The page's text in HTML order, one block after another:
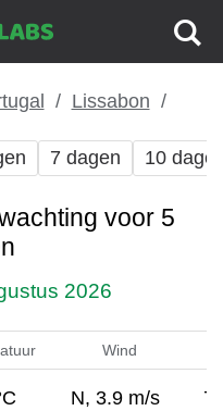
Lissabon
7 dagen 10
voor 5
2026
Wind
N, 3.9 m/s